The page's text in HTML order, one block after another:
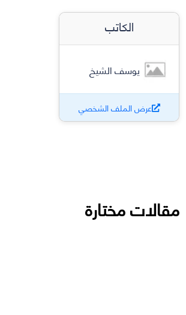
الكاتب
يوسف الشيخ
عرض الملف الشخصي
مقالات مختارة